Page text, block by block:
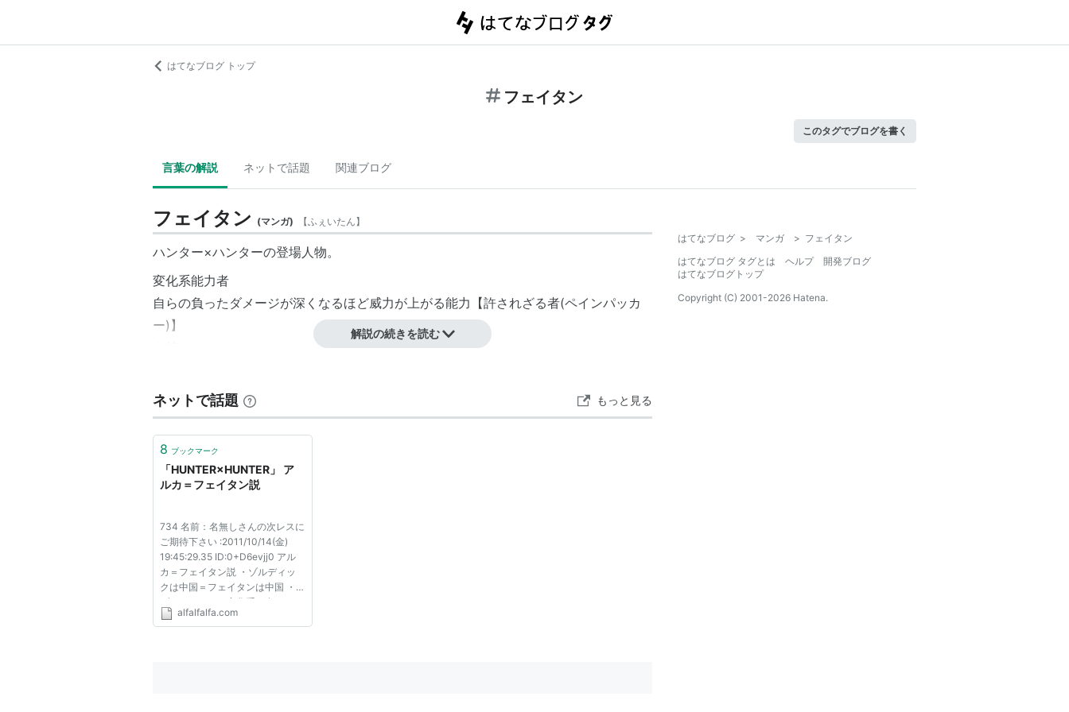
はてなブログ トップ
フェイタン
このタグでブログを書く
言葉の解説 ネットで話題 関連ブログ
フェイタン (マンガ) 【ふぇいたん】
ハンター×ハンターの登場人物。
変化系能力者
自らの負ったダメージが深くなるほど威力が上がる能力【許されざる者(ペインパッカ
ー)】
フィンクスとともに
を、マフィアから強奪、ゲーム内に入り、プ
流星街に乗り込んできた
解説の続きを読む
ネットで話題 もっと見る
8 ブックマーク
「HUNTER×HUNTER」 ア
ルカ＝フェイタン説
734 名前：名無しさんの次レスに
ご期待下さい :2011/10/14(金)
19:45:29.35 ID:0+D6evjj0 アル
カ＝フェイタン説 ・ゾルディッ
クは中国＝フェイタンは中国 ・
ゾルディックは変化系が多い＝フ
ェイタンは変化系 ・ゾルディッ
alfalfalfa.com
はてなブログ > マンガ > フェイタン
はてなブログ タグとは
ヘルプ
開発ブログ
はてなブログトップ
Copyright (C) 2001-2026 Hatena.